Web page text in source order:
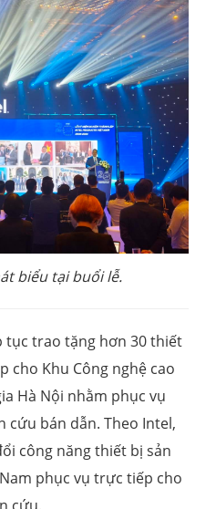
biểu tại buổi lễ.
tục trao tặng hơn 30 thiết
cho Khu Công nghệ cao
Hà Nội nhằm phục vụ
cứu bán dẫn. Theo Intel,
công năng thiết bị sản
phục vụ trực tiếp cho
cứu.